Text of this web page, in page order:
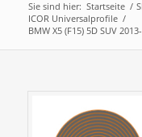
Sie sind hier: Startseite /
ICOR Universalprofile /
BMW X5 (F15) 5D SUV